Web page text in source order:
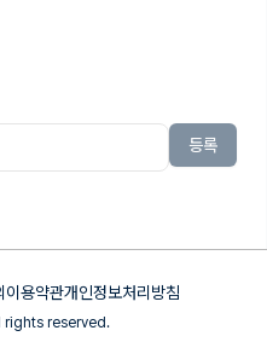
등록
이용약관개인정보처리방침
rights reserved.